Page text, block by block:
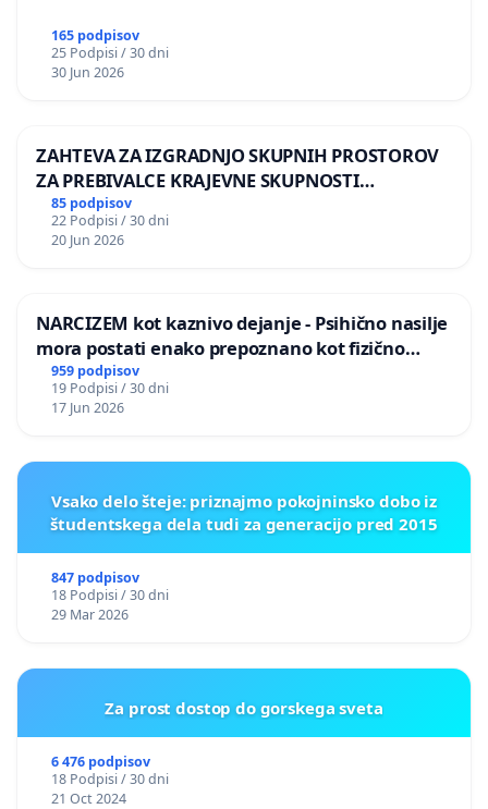
165 podpisov
25 Podpisi / 30 dni
30 Jun 2026
ZAHTEVA ZA IZGRADNJO SKUPNIH PROSTOROV
ZA PREBIVALCE KRAJEVNE SKUPNOSTI
PRESTRANEK
85 podpisov
22 Podpisi / 30 dni
20 Jun 2026
NARCIZEM kot kaznivo dejanje - Psihično nasilje
mora postati enako prepoznano kot fizično
nasilje
959 podpisov
19 Podpisi / 30 dni
17 Jun 2026
Vsako delo šteje: priznajmo pokojninsko dobo iz
študentskega dela tudi za generacijo pred 2015
847 podpisov
18 Podpisi / 30 dni
29 Mar 2026
Za prost dostop do gorskega sveta
6 476 podpisov
18 Podpisi / 30 dni
21 Oct 2024